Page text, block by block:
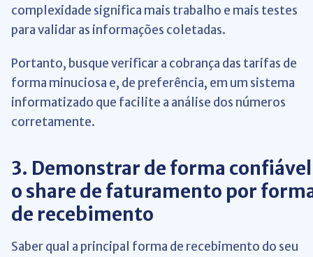
complexidade significa mais trabalho e mais testes
para validar as informações coletadas.
Portanto, busque verificar a cobrança das tarifas de
forma minuciosa e, de preferência, em um sistema
informatizado que facilite a análise dos números
corretamente.
3. Demonstrar de forma confiável
o share de faturamento por
de recebimento
Saber qual a principal forma de recebimento do seu